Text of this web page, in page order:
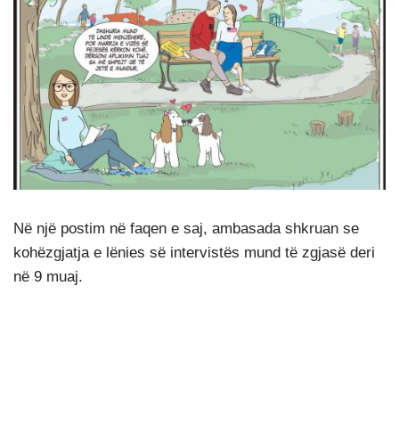
Në një postim në faqen e saj, ambasada shkruan se
kohëzgjatja e lënies së intervistës mund të zgjasë deri
në 9 muaj.